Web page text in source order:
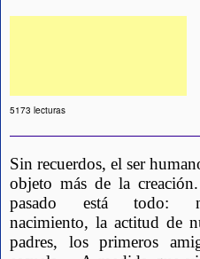
5173 lecturas
Sin recuerdos, el ser
objeto más de la
pasado está todo:
nacimiento, la actitud de
padres, los primeros